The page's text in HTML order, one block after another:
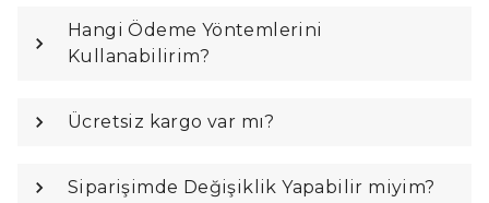
Hangi Ödeme Yöntemlerini
Kullanabilirim?
Ücretsiz kargo var mı?
Siparişimde Değişiklik Yapabilir miyim?